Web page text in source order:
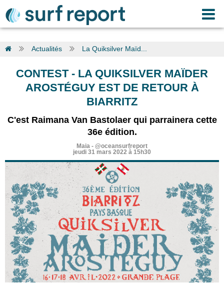
Actualités La Quiksilver Maïd...
CONTEST- LA QUIKSILVER MAÏDER
AROSTÉGUY EST DE RETOUR À
BIARRITZ
C'est Raimana Van Bastolaer qui parrainera cette
36e édition.
Maia - @oceansurfreport
jeudi 31 mars 2022 à 15h30